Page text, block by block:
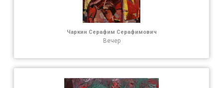
Чаркин Серафим Серафимович
Вечер